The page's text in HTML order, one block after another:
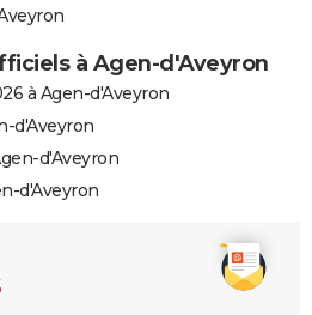
à Agen-d'Aveyron
à Agen-d'Aveyron
d'Aveyron
d'Aveyron
d'Aveyron